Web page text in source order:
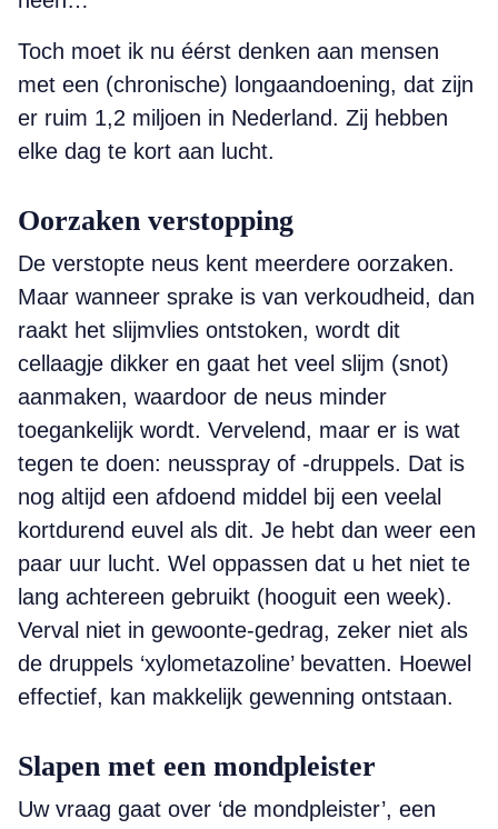
Toch moet ik nu éérst denken aan mensen
met een (chronische) longaandoening, dat zijn
er ruim 1,2 miljoen in Nederland. Zij hebben
elke dag te kort aan lucht.
Oorzaken verstopping
De verstopte neus kent meerdere oorzaken.
Maar wanneer sprake is van verkoudheid, dan
raakt het slijmvlies ontstoken, wordt dit
cellaagje dikker en gaat het veel slijm (snot)
aanmaken, waardoor de neus minder
toegankelijk wordt. Vervelend, maar er is wat
tegen te doen: neusspray of -druppels. Dat is
nog altijd een afdoend middel bij een veelal
kortdurend euvel als dit. Je hebt dan weer een
paar uur lucht. Wel oppassen dat u het niet te
lang achtereen gebruikt (hooguit een week).
Verval niet in gewoonte-gedrag, zeker niet als
de druppels ‘xylometazoline’ bevatten. Hoewel
effectief, kan makkelijk gewenning ontstaan.
Slapen met een mondpleister
Uw vraag gaat over ‘de mondpleister’, een